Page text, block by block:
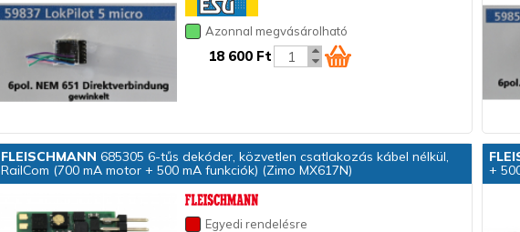
Azonnal megvásárolható
18 600 Ft
FLEISCHMANN 685305 6-tűs dekóder, közvetlen csatlakozás kábel nélkül,
RailCom (700 mA motor + 500 mA funkciók) (Zimo MX617N)
Egyedi rendelésre
+